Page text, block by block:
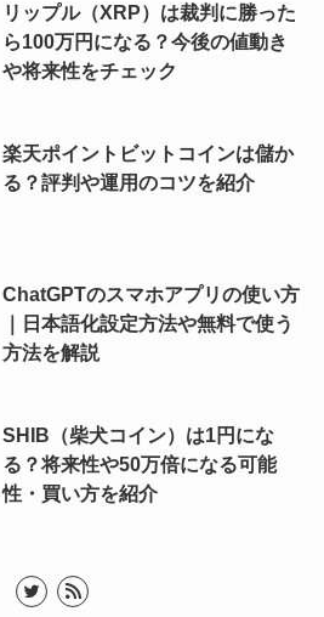
リップル（XRP）は裁判に勝った
ら100万円になる？今後の値動き
や将来性をチェック
楽天ポイントビットコインは儲か
る？評判や運用のコツを紹介
ChatGPTのスマホアプリの使い方
｜日本語化設定方法や無料で使う
方法を解説
SHIB（柴犬コイン）は1円にな
る？将来性や50万倍になる可能
性・買い方を紹介